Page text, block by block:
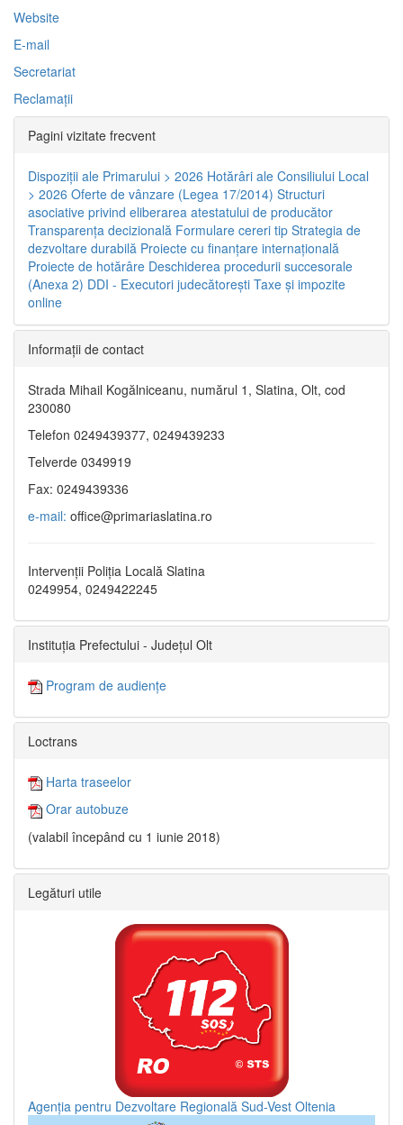
Website
E-mail
Secretariat
Reclamaţii
Pagini vizitate frecvent
Dispoziţii ale Primarului > 2026 Hotărâri ale Consiliului Local
> 2026 Oferte de vânzare (Legea 17/2014) Structuri
asociative privind eliberarea atestatului de producător
Transparenţa decizională Formulare cereri tip Strategia de
dezvoltare durabilă Proiecte cu finanţare internaţională
Proiecte de hotărâre Deschiderea procedurii succesorale
(Anexa 2) DDI - Executori judecătorești Taxe şi impozite
online
Informaţii de contact
Strada Mihail Kogălniceanu, numărul 1, Slatina, Olt, cod
230080
Telefon 0249439377, 0249439233
Telverde 0349919
Fax: 0249439336
e-mail: office@primariaslatina.ro
Intervenții Poliția Locală Slatina
0249954, 0249422245
Instituția Prefectului - Județul Olt
Program de audiențe
Loctrans
Harta traseelor
Orar autobuze
(valabil începând cu 1 iunie 2018)
Legături utile
Agenția pentru Dezvoltare Regională Sud-Vest Oltenia